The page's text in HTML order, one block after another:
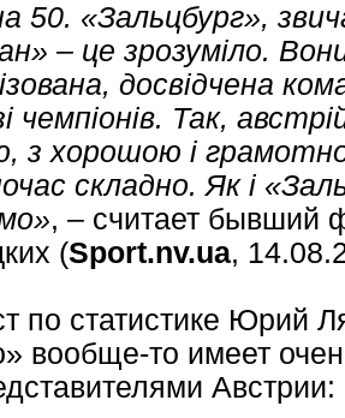
50. «Зальцбург»,
– це зрозуміло.
досвідчена
чемпіонів. Так,
з хорошою і
складно. Як і
, – считает бывший
(Sport.nv.ua,
по статистике Юрий
вообще-то имеет
Австрии: